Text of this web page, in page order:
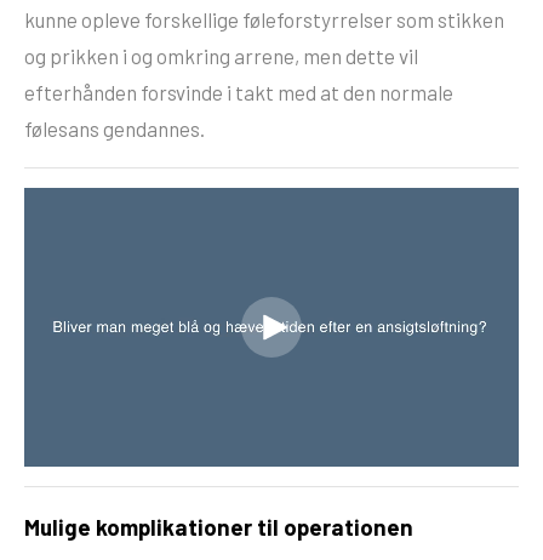
kunne opleve forskellige føleforstyrrelser som stikken
og prikken i og omkring arrene, men dette vil
efterhånden forsvinde i takt med at den normale
følesans gendannes.
Mulige komplikationer til operationen